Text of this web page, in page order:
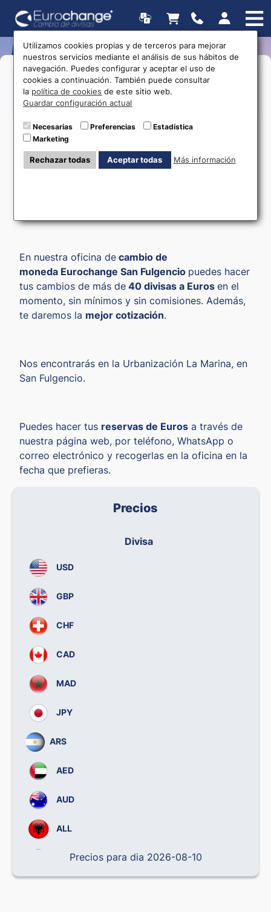
Horarios
615 403 877
Cambio de moneda en
En nuestra oficina de cambio de
moneda Eurochange San Fulgencio puedes hacer
tus cambios de más de 40 divisas a Euros en el
momento, sin mínimos y sin comisiones. Además,
te daremos la mejor cotización.
Nos encontrarás en la Urbanización La Marina, en
San Fulgencio.
Puedes hacer tus reservas de Euros a través de
nuestra página web, por teléfono, WhatsApp o
correo electrónico y recogerlas en la oficina en la
fecha que prefieras.
Precios
Divisa
USD
GBP
CHF
CAD
MAD
JPY
ARS
AED
AUD
ALL
BRLPrecios para dia 2026-08-10
Utilizamos cookies propias y de terceros para mejorar
nuestros servicios mediante el análisis de sus hábitos de
navegación. Puedes configurar y aceptar el uso de
cookies a continuación. También puede consultar
la política de cookies de este sitio web.
Guardar configuración actual
Necesarias Preferencias
Estadística
Marketing
Rechazar todas Aceptar todas Más información